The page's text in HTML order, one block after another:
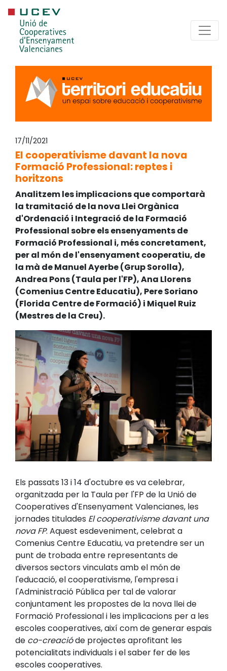
17/11/2021
El cooperativisme davant la nova
Formació Professional: reptes i
horitzons
Analitzem les implicacions que comportarà
la tramitació de la nova Llei Orgànica
d'Ordenació i Integració de la Formació
Professional sobre els ensenyaments de
Formació Professional i, més concretament,
per al món de l'ensenyament cooperatiu, de
la mà de Manuel Ayerbe (Grup Sorolla),
Andrea Pons (Taula per l'FP), Ana Llorens
(Comenius Centre Educatiu), Pere Soriano
(Florida Centre de Formació) i Miquel Ruiz
(Mestres de la Creu).
Els passats 13 i 14 d'octubre es va celebrar,
organitzada per la Taula per l'FP de la Unió de
Cooperatives d'Ensenyament Valencianes, les
jornades titulades El cooperativisme davant una
nova FP. Aquest esdeveniment, celebrat a
Comenius Centre Educatiu, va pretendre ser un
punt de trobada entre representants de
diversos sectors vinculats amb el món de
l'educació, el cooperativisme, l'empresa i
l'Administració Pública per tal de valorar
conjuntament les propostes de la nova llei de
Formació Professional i les implicacions per a les
escoles cooperatives, així com de generar espais
de co-creacióde projectes aprofitant les
potencialitats individuals i el saber fer de les
escoles cooperatives.